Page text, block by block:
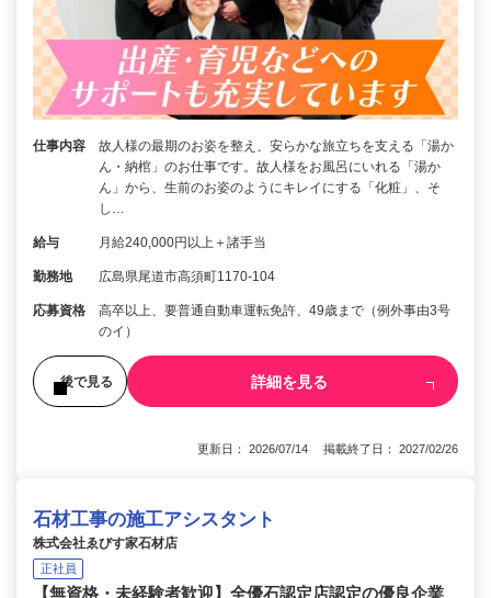
仕事内容
故人様の最期のお姿を整え、安らかな旅立ちを支える「湯か
ん・納棺」のお仕事です。故人様をお風呂にいれる「湯か
ん」から、生前のお姿のようにキレイにする「化粧」、そ
し…
給与 月給240,000円以上＋諸手当
勤務地 広島県尾道市高須町1170-104
応募資格
高卒以上、要普通自動車運転免許、49歳まで（例外事由3号
のイ）
後で見る 詳細を見る
更新日： 2026/07/14 掲載終了日： 2027/02/26
石材工事の施工アシスタント
株式会社ゑびす家石材店
正社員
【無資格・未経験者歓迎】全優石認定店認定の優良企業